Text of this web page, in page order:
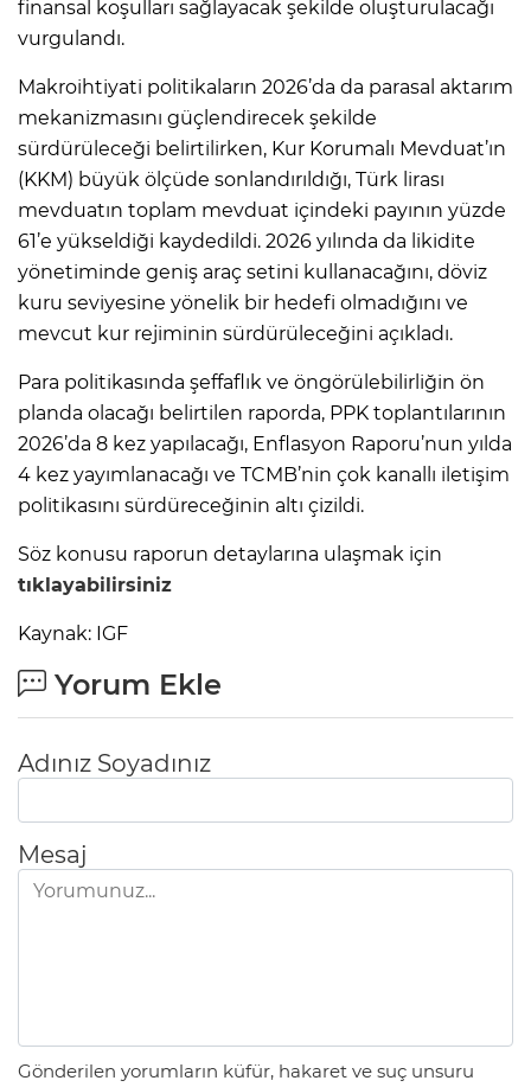
finansal koşulları sağlayacak şekilde oluşturulacağı
vurgulandı.
Makroihtiyati politikaların 2026’da da parasal aktarım
mekanizmasını güçlendirecek şekilde
sürdürüleceği belirtilirken, Kur Korumalı Mevduat’ın
(KKM) büyük ölçüde sonlandırıldığı, Türk lirası
mevduatın toplam mevduat içindeki payının yüzde
61’e yükseldiği kaydedildi. 2026 yılında da likidite
yönetiminde geniş araç setini kullanacağını, döviz
kuru seviyesine yönelik bir hedefi olmadığını ve
mevcut kur rejiminin sürdürüleceğini açıkladı.
Para politikasında şeffaflık ve öngörülebilirliğin ön
planda olacağı belirtilen raporda, PPK toplantılarının
2026’da 8 kez yapılacağı, Enflasyon Raporu’nun yılda
4 kez yayımlanacağı ve TCMB’nin çok kanallı iletişim
politikasını sürdüreceğinin altı çizildi.
Söz konusu raporun detaylarına ulaşmak için
tıklayabilirsiniz
Kaynak: IGF
Yorum Ekle
Adınız Soyadınız
Mesaj
Gönderilen yorumların küfür, hakaret ve suç unsuru